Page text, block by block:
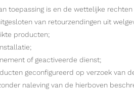
toepassing is en de wettelijke
van retourzendingen uit
producten;
of geactiveerde dienst;
geconfigureerd op verzoek van
naleving van de hierboven